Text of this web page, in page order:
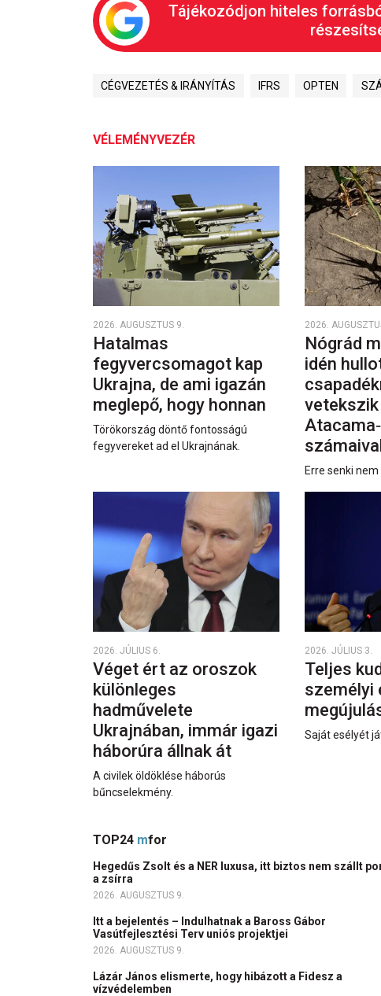
Tájékozódjon hiteles
CÉGVEZETÉS & IRÁNYÍTÁS IFRS OPTEN
VÉLEMÉNYVEZÉR
2026. AUGUSZTUS 9.
Hatalmas
fegyvercsomagot kap
Ukrajna, de ami igazán
meglepő, hogy honnan
Törökország döntő fontosságú
fegyvereket ad el Ukrajnának.
2026.
Nógrád
idén
vetekszik
Erre senki
2026. JÚLIUS 6.
Véget ért az oroszok
különleges
hadművelete
Ukrajnában, immár igazi
háborúra állnak át
A civilek öldöklése háborús
bűncselekmény.
2026. JÚLIUS 3.
Teljes
személyi
Saját esélyét
TOP24 mfor
Hegedűs Zsolt és a NER luxusa, itt biztos nem szállt
a zsírra
2026. AUGUSZTUS 9.
Itt a bejelentés – Indulhatnak a Baross Gábor
Vasútfejlesztési Terv uniós projektjei
2026. AUGUSZTUS 9.
Lázár János elismerte, hogy hibázott a Fidesz a
vízvédelemben